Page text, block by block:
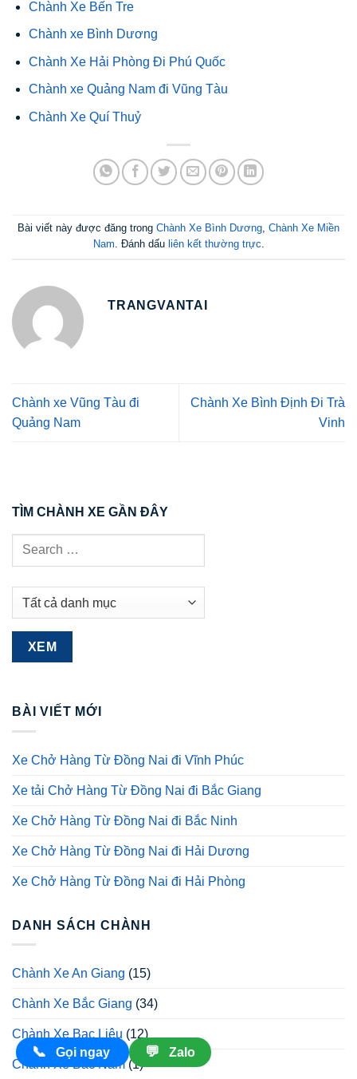
📞 Gọi ngay 💬 Zalo
Chành Xe Bến Tre
Chành xe Bình Dương
Chành Xe Hải Phòng Đi Phú Quốc
Chành xe Quảng Nam đi Vũng Tàu
Chành Xe Quí Thuỷ
Bài viết này được đăng trong Chành Xe Bình Dương, Chành Xe Miền
Nam. Đánh dấu liên kết thường trực.
TRANGVANTAI
Chành xe Vũng Tàu đi
Quảng Nam
Chành Xe Bình Định Đi Trà
Vinh
TÌM CHÀNH XE GẦN ĐÂY
BÀI VIẾT MỚI
Xe Chở Hàng Từ Đồng Nai đi Vĩnh Phúc
Xe tải Chở Hàng Từ Đồng Nai đi Bắc Giang
Xe Chở Hàng Từ Đồng Nai đi Bắc Ninh
Xe Chở Hàng Từ Đồng Nai đi Hải Dương
Xe Chở Hàng Từ Đồng Nai đi Hải Phòng
DANH SÁCH CHÀNH
Chành Xe An Giang (15)
Chành Xe Bắc Giang (34)
Chành Xe Bạc Liêu (12)
Chành Xe Bắc Nam(1)